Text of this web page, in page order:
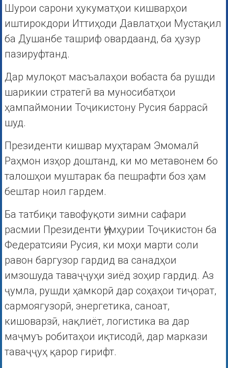
Шурои сарони ҳукуматҳои кишварҳои
иштирокдори Иттиҳоди Давлатҳои Мустақил
ба Душанбе ташриф овардаанд, ба ҳузур
пазируфтанд.
Дар мулоқот масъалаҳои вобаста ба рушди
шарикии стратегӣ ва муносибатҳои
ҳампаймонии Тоҷикистону Русия баррасӣ
шуд.
Президенти кишвар муҳтарам Эмомалӣ
Раҳмон изҳор доштанд, ки мо метавонем бо
талошҳои муштарак ба пешрафти боз ҳам
бештар ноил гардем.
Ба татбиқи тавофуқоти зимни сафари
расмии Президенти Ҷумҳурии Тоҷикистон ба
Федератсияи Русия, ки моҳи марти соли
равон баргузор гардид ва санадҳои
имзошуда таваҷҷуҳи зиёд зоҳир гардид. Аз
ҷумла, рушди ҳамкорӣ дар соҳаҳои тиҷорат,
сармоягузорӣ, энергетика, саноат,
кишоварзӣ, нақлиёт, логистика ва дар
маҷмуъ робитаҳои иқтисодӣ, дар маркази
таваҷҷуҳ қарор гирифт.